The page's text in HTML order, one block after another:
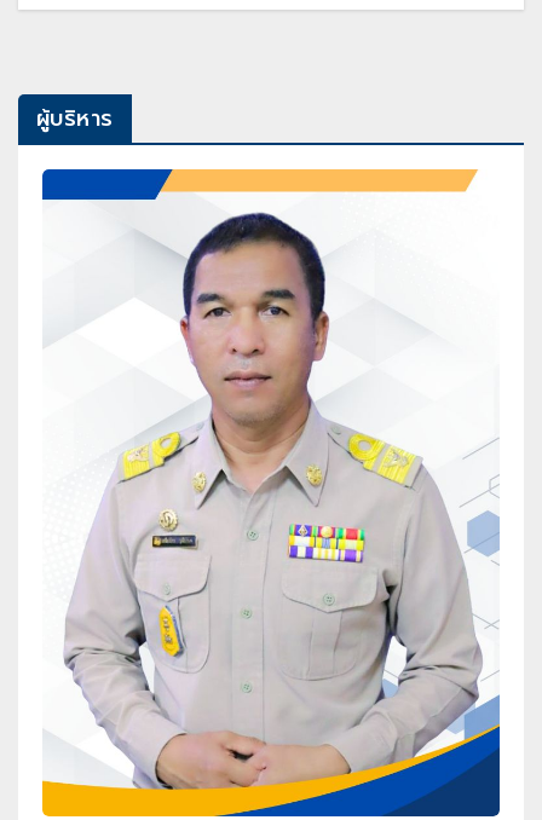
ผู้บริหาร